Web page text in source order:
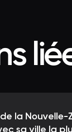
la Nouvelle-
sa ville la